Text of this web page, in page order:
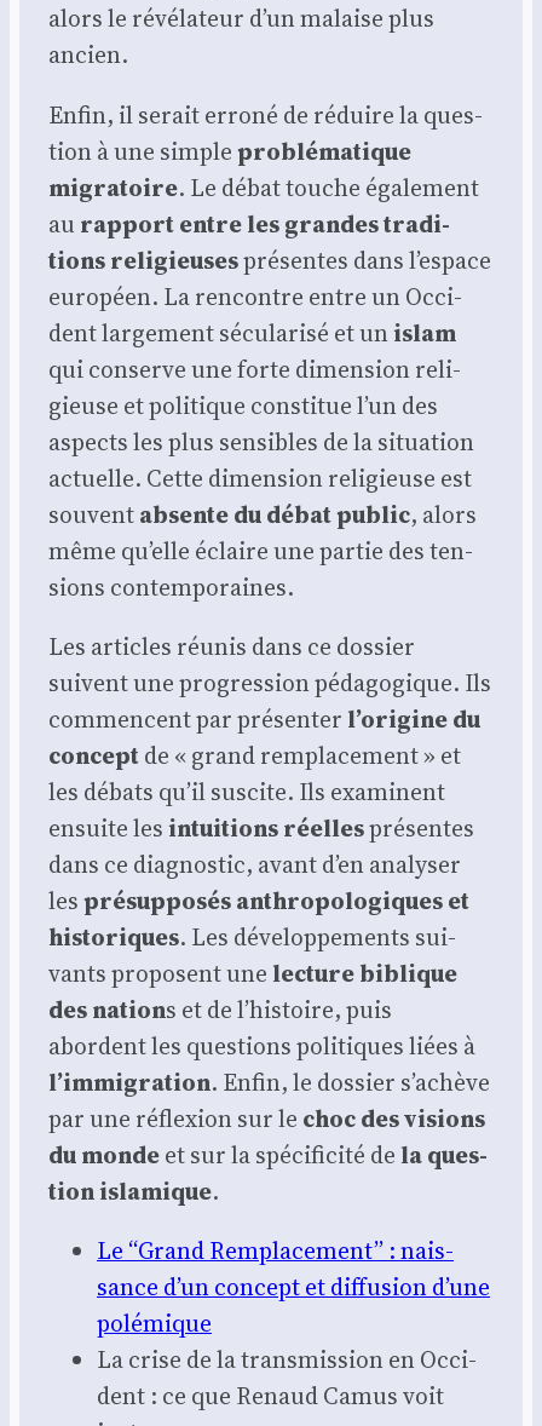
alors le révé­la­teur d’un malaise plus
ancien.
Enfin, il serait erro­né de réduire la ques­
tion à une simplepro­blé­ma­tique
migra­toire. Le débat touche éga­le­ment
au rap­port entre les grandes tra­di­
tions reli­gieusespré­sentes dans l’espace
euro­péen. La ren­contre entre un Occi­
dent lar­ge­ment sécu­la­ri­sé et unislam
qui conserve une forte dimen­sion reli­
gieuse et poli­tique consti­tue l’un des
aspects les plus sen­sibles de la situa­tion
actuelle. Cette dimen­sion reli­gieuse est
sou­ventabsente du débat public, alors
même qu’elle éclaire une par­tie des ten­
sions contem­po­raines.
Les articles réunis dans ce dos­sier
suivent une pro­gres­sion péda­go­gique. Ils
com­mencent par pré­sen­ter l’origine du
conceptde « grand rem­pla­ce­ment » et
les débats qu’il sus­cite. Ils exa­minent
ensuite lesintui­tions réellespré­sentes
dans ce diag­nos­tic, avant d’en ana­ly­ser
lespré­sup­po­sés anthro­po­lo­giques et
his­to­riques. Les déve­lop­pe­ments sui­
vants pro­posent une lec­ture biblique
des nations et de l’histoire, puis
abordent les ques­tions poli­tiques liées à
l’immigration. Enfin, le dos­sier s’achève
par une réflexion sur le choc des visions
du mondeet sur la spé­ci­fi­ci­té de la ques­
tion isla­mique.
Le “Grand Rem­pla­ce­ment” : nais­
sance d’un concept et dif­fu­sion d’une
polé­mique
La crise de la trans­mis­sion en Occi­
dent : ce que Renaud Camus voit